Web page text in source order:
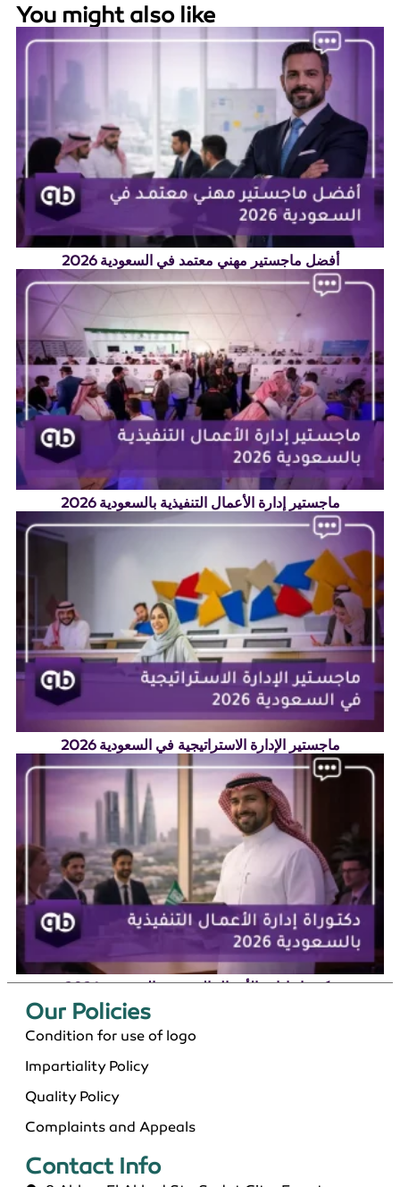
You might also like
أفضل ماجستير مهني معتمد في السعودية 2026
ماجستير إدارة الأعمال التنفيذية بالسعودية 2026
ماجستير الإدارة الاستراتيجية في السعودية 2026
دكتوراة إدارة الأعمال التنفيذية بالسعودية 2026
Our Policies​
Condition for use of logo
Impartiality Policy
Quality Policy
Complaints and Appeals
Contact Info​